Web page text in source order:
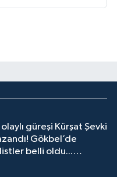
güreşi Kürşat Şevki
Gökbel’de
belli oldu...